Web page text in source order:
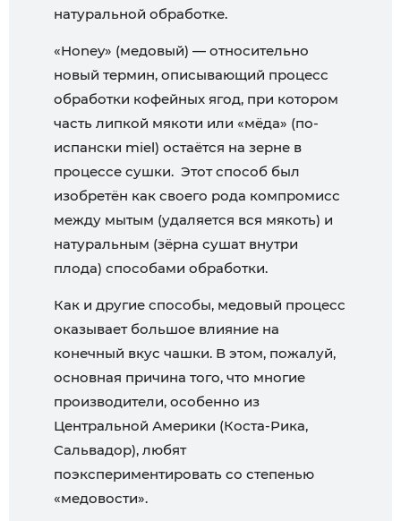
натуральной обработке.
«Honey» (медовый) — относительно
новый термин, описывающий процесс
обработки кофейных ягод, при котором
часть липкой мякоти или «мёда» (по-
испански miel) остаётся на зерне в
процессе сушки. Этот способ был
изобретён как своего рода компромисс
между мытым (удаляется вся мякоть) и
натуральным (зёрна сушат внутри
плода) способами обработки.
Как и другие способы, медовый процесс
оказывает большое влияние на
конечный вкус чашки. В этом, пожалуй,
основная причина того, что многие
производители, особенно из
Центральной Америки (Коста-Рика,
Сальвадор), любят
поэкспериментировать со степенью
«медовости».